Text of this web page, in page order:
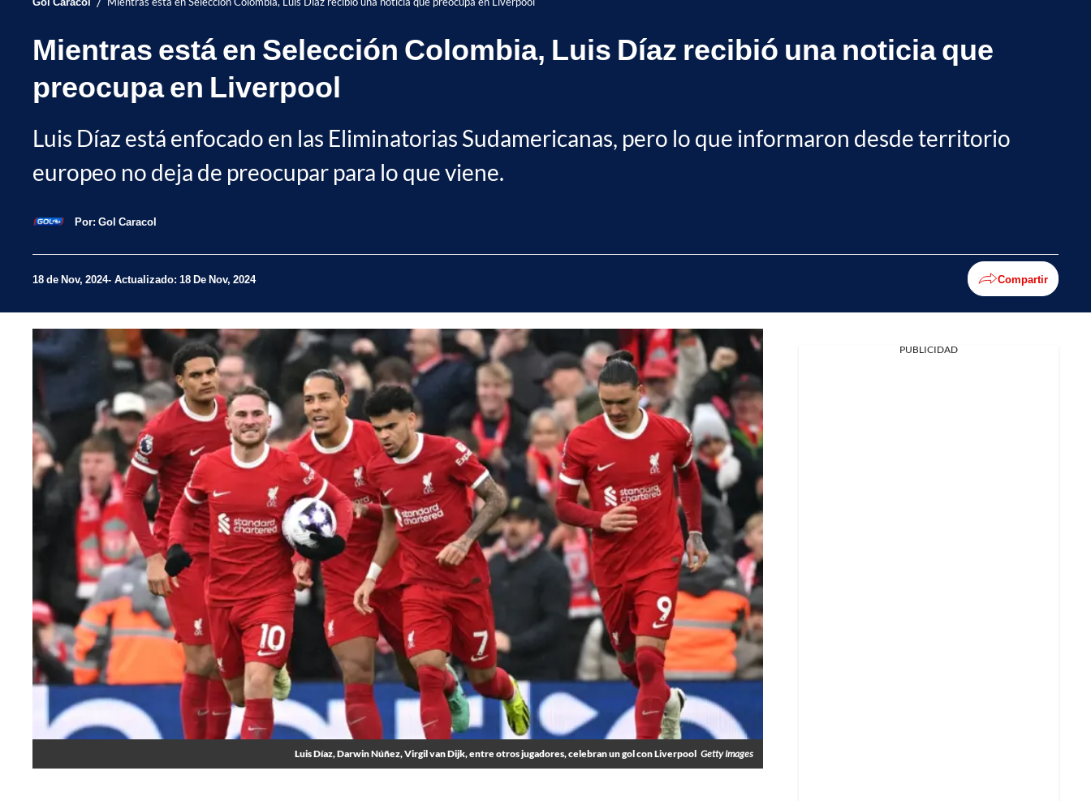
Mientras está en Selección Colombia, Luis Díaz recibió una noticia que
preocupa en Liverpool
Luis Díaz está enfocado en las Eliminatorias Sudamericanas, pero lo que informaron desde territorio
europeo no deja de preocupar para lo que viene.
Por: Gol Caracol
18 de Nov, 2024 Actualizado: 18 De Nov, 2024 Compartir
Luis Díaz, Darwin Núñez, Virgil van Dijk, entre otros jugadores, celebran un gol con Liverpool Getty Images
PUBLICIDAD